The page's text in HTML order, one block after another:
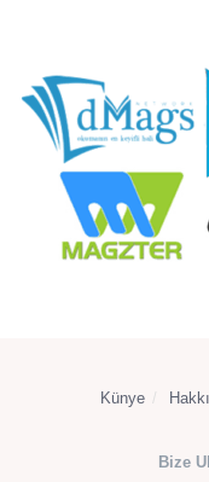
Künye
Bize